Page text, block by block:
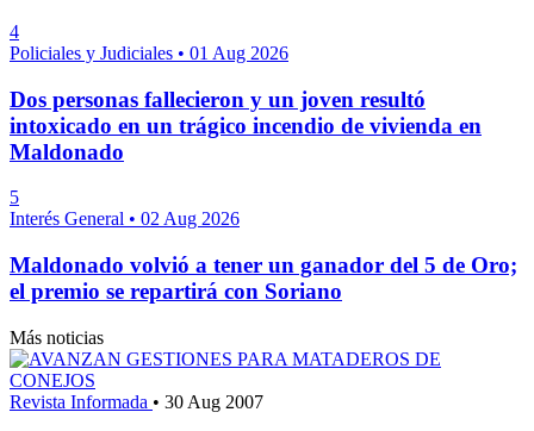
4
Policiales y Judiciales • 01 Aug 2026
Dos personas fallecieron y un joven resultó
intoxicado en un trágico incendio de vivienda en
Maldonado
5
Interés General • 02 Aug 2026
Maldonado volvió a tener un ganador del 5 de Oro;
el premio se repartirá con Soriano
Más noticias
Revista Informada • 30 Aug 2007